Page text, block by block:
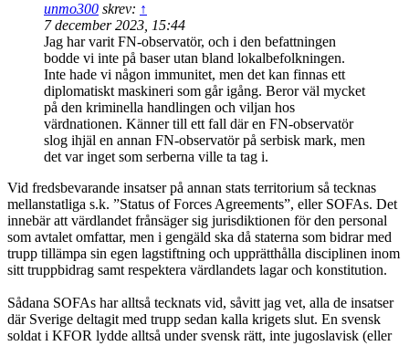
unmo300 skrev: ↑
7 december 2023, 15:44
Jag har varit FN-observatör, och i den befattningen
bodde vi inte på baser utan bland lokalbefolkningen.
Inte hade vi någon immunitet, men det kan finnas ett
diplomatiskt maskineri som går igång. Beror väl mycket
på den kriminella handlingen och viljan hos
värdnationen. Känner till ett fall där en FN-observatör
slog ihjäl en annan FN-observatör på serbisk mark, men
det var inget som serberna ville ta tag i.
Vid fredsbevarande insatser på annan stats territorium så tecknas
mellanstatliga s.k. ”Status of Forces Agreements”, eller SOFAs. Det
innebär att värdlandet frånsäger sig jurisdiktionen för den personal
som avtalet omfattar, men i gengäld ska då staterna som bidrar med
trupp tillämpa sin egen lagstiftning och upprätthålla disciplinen inom
sitt truppbidrag samt respektera värdlandets lagar och konstitution.
Sådana SOFAs har alltså tecknats vid, såvitt jag vet, alla de insatser
där Sverige deltagit med trupp sedan kalla krigets slut. En svensk
soldat i KFOR lydde alltså under svensk rätt, inte jugoslavisk (eller